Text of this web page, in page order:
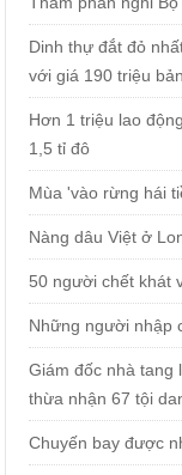
Dinh thự đắt đỏ
với giá 190 triệu
Hơn 1 triệu lao
1,5 tỉ đô
Mùa 'vào rừng hái
Nàng dâu Việt ở
50 người chết khát
Những người nhập
Giám đốc nhà tang
thừa nhận 67 tội
Chuyến bay được